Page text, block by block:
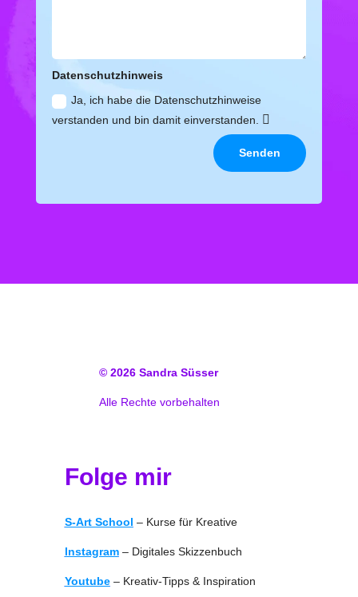
Datenschutzhinweis
Ja, ich habe die Datenschutzhinweise
verstanden und bin damit einverstanden.
Senden
© 2026 Sandra Süsser
Alle Rechte vorbehalten
Folge mir
S-Art School – Kurse für Kreative
Instagram– Digitales Skizzenbuch
Youtube– Kreativ-Tipps & Inspiration